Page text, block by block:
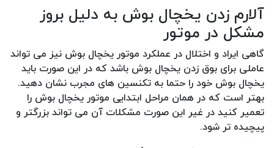
آلارم زدن یخچال بوش به دلیل بروز
مشکل در موتور
گاهی ایراد و اختلال در عملکرد موتور یخچال بوش نیز می تواند
عاملی برای بوق زدن یخچال بوش باشد که در این صورت باید
یخچال بوش خود را حتما به تکنسین های مجرب نشان دهید.
بهتر است که در همان مراحل ابتدایی موتور یخچال بوش را
تعمیر کنید در غیر این صورت مشکلات آن می تواند بزرگتر و
پیچیده تر شود.